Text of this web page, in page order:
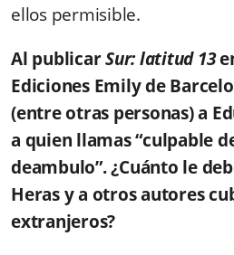
ellos permisible.
Al publicarSur: latitud 13
Ediciones Emily de
(entre otras personas) a
a quien llamas “culpable
deambulo”. ¿Cuánto le
Heras y a otros autores
extranjeros?